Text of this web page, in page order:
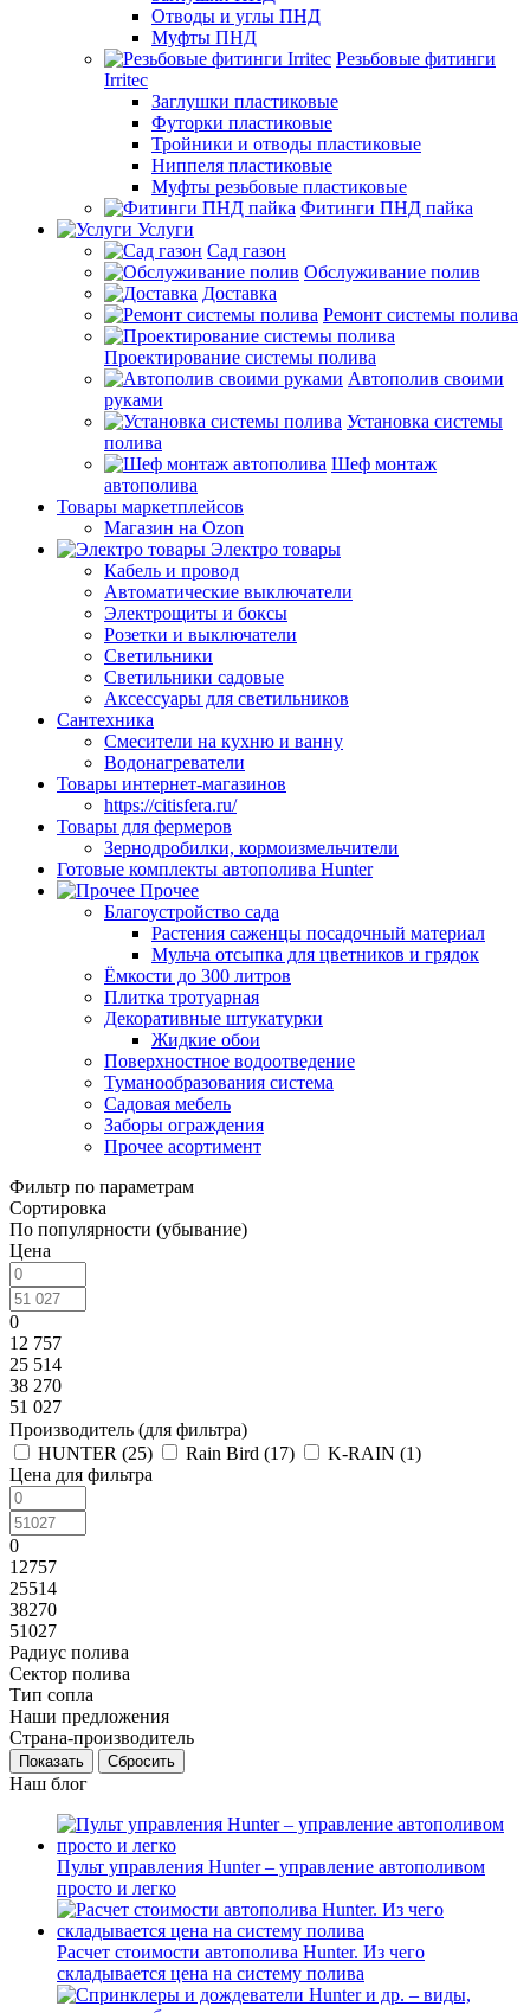
Отводы и углы ПНД
Муфты ПНД
Резьбовые фитинги
Irritec
Заглушки пластиковые
Футорки пластиковые
Тройники и отводы пластиковые
Ниппеля пластиковые
Муфты резьбовые пластиковые
Фитинги ПНД пайка
Услуги
Сад газон
Обслуживание полив
Доставка
Ремонт системы полива
Проектирование системы полива
Автополив своими
руками
Установка системы
полива
Шеф монтаж
автополива
Товары маркетплейсов
Магазин на Ozon
Электро товары
Кабель и провод
Автоматические выключатели
Электрощиты и боксы
Розетки и выключатели
Светильники
Светильники садовые
Аксессуары для светильников
Сантехника
Смесители на кухню и ванну
Водонагреватели
Товары интернет-магазинов
https://citisfera.ru/
Товары для фермеров
Зернодробилки, кормоизмельчители
Готовые комплекты автополива Hunter
Прочее
Благоустройство сада
Растения саженцы посадочный материал
Мульча отсыпка для цветников и грядок
Ёмкости до 300 литров
Плитка тротуарная
Декоративные штукатурки
Жидкие обои
Поверхностное водоотведение
Туманообразования система
Садовая мебель
Заборы ограждения
Прочее асортимент
Фильтр по параметрам
Сортировка
По популярности (убывание)
Цена
0
12 757
25 514
38 270
51 027
Производитель (для фильтра)
HUNTER (25) Rain Bird (17) K-RAIN (1)
Цена для фильтра
0
12757
25514
38270
51027
Радиус полива
Сектор полива
Тип сопла
Наши предложения
Страна-производитель
Сбросить
Наш блог
Пульт управления Hunter – управление автополивом
просто и легко
Расчет стоимости автополива Hunter. Из чего
складывается цена на систему полива